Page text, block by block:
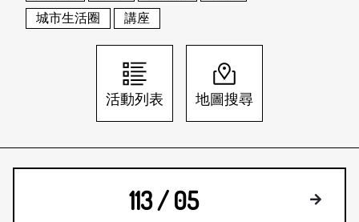
刊物索取地點
刊登活動
日本語 登入/註冊
城市生活圈
講座
活動列表 地圖搜尋
113 / 05 下個月